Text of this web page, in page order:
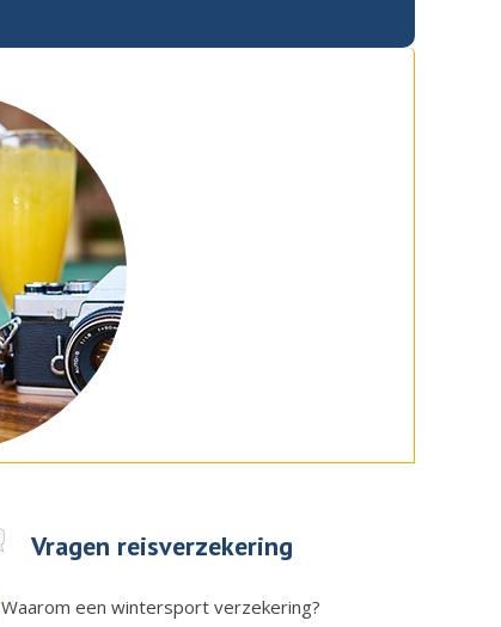
Vragen reisverzekering
Waarom een wintersport verzekering?